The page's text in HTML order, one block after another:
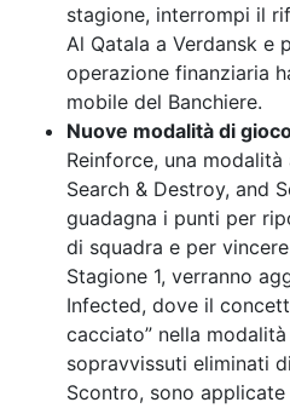
stagione, interrompi il
Al Qatala a Verdansk e
operazione finanziaria
mobile del Banchiere.
Nuove modalità di
Reinforce, una
Search & Destroy, and
guadagna i punti per
di squadra e per
Stagione 1, verranno
Infected, dove il
cacciato” nella
sopravvissuti eliminati
Scontro, sono